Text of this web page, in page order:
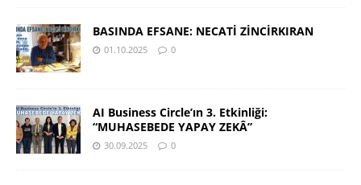
BASINDA EFSANE: NECATİ ZİNCİRKIRAN
01.10.2025 0
AI Business Circle’ın 3. Etkinliği:
“MUHASEBEDE YAPAY ZEKÂ”
30.09.2025 0